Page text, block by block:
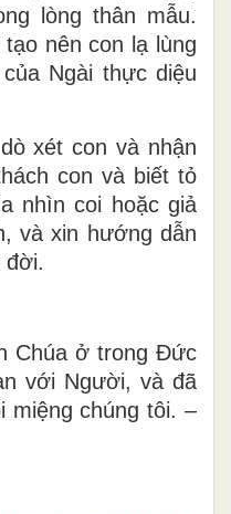
lòng thân mẫu.
nên con lạ lùng
Ngài thực diệu
xét con và nhận
con và biết tỏ
nhìn coi hoặc giả
và xin hướng dẫn
đời.
Chúa ở trong Ðức
với Người, và đã
miệng chúng tôi. –